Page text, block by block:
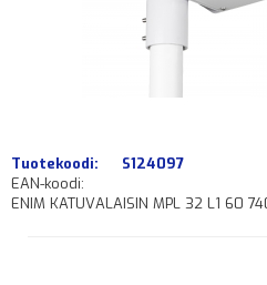
Tuotekoodi:
S124097
EAN-koodi:
ENIM KATUVALAISIN MPL 32 L1 60